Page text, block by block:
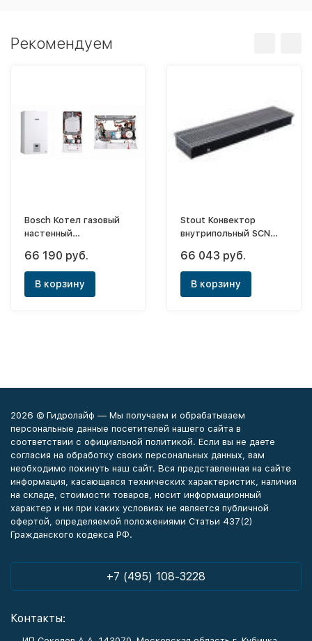
Рекомендуем
Bosch Котел газовый
настенный
WBN6000-35C RN
S5700
66 190 руб.
В корзину
Stout Конвектор
внутрипольный SCN
естественной
конвекцией)
66 043 руб.
В корзину
2026 © Гидролайф — Мы получаем и обрабатываем
персональные данные посетителей нашего сайта в
соответствии с официальной политикой. Если вы не даете
согласия на обработку своих персональных данных, вам
необходимо покинуть наш сайт. Вся представленная на сайте
информация, касающаяся технических характеристик, наличия
на складе, стоимости товаров, носит информационный
характер и ни при каких условиях не является публичной
офертой, определяемой положениями Статьи 437(2)
Гражданского кодекса РФ.
+7 (495) 108-3228
Контакты: